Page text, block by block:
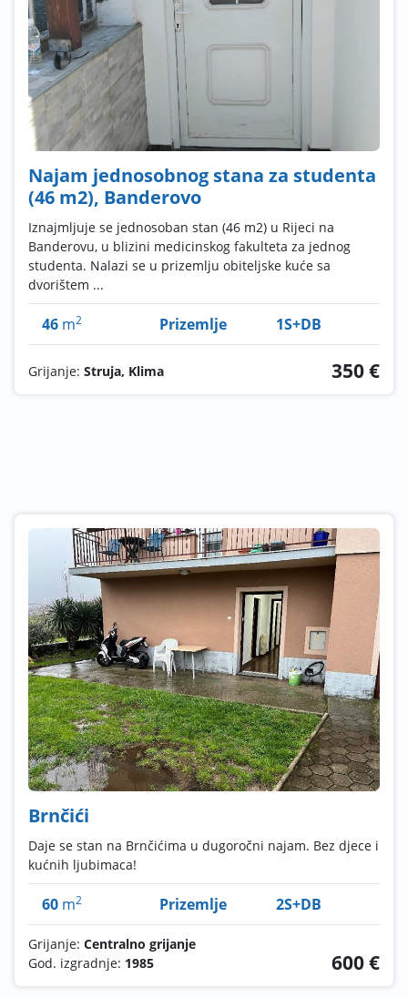
Najam jednosobnog stana za studenta
(46 m2), Banderovo
Iznajmljuje se jednosoban stan (46 m2) u Rijeci na
Banderovu, u blizini medicinskog fakulteta za jednog
studenta. Nalazi se u prizemlju obiteljske kuće sa
dvorištem ...
46 m2 Prizemlje 1S+DB
Grijanje: Struja, Klima 350 €
Brnčići
Daje se stan na Brnčićima u dugoročni najam. Bez djece i
kućnih ljubimaca!
60 m2 Prizemlje 2S+DB
Grijanje: Centralno grijanje
God. izgradnje: 1985 600 €